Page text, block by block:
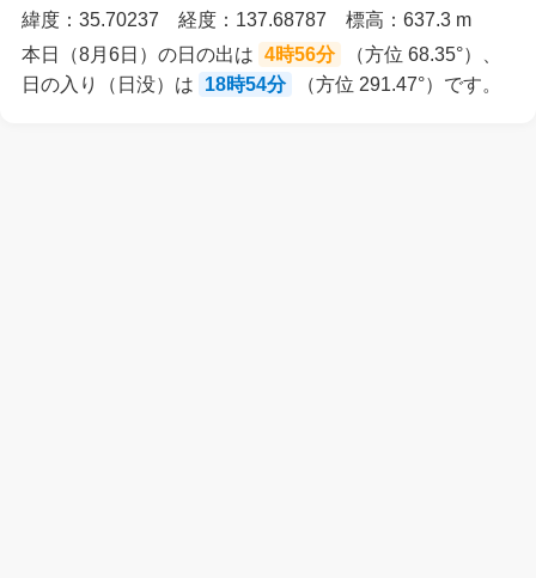
緯度：35.70237 経度：137.68787 標高：637.3 m
本日（8月6日）の日の出は 4時56分
（方位 68.35°）、
日の入り（日没）は
18時54分 （方位 291.47°）です。